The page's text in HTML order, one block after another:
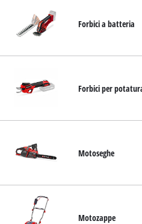
Forbici a batteria
Forbici per
Motoseghe
Motozappe